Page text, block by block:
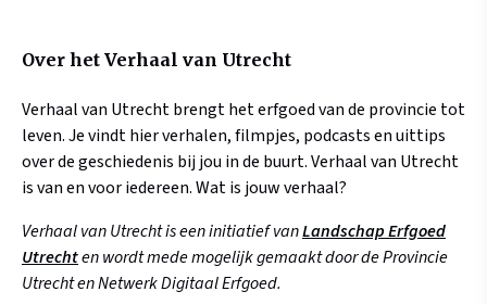
Over het Verhaal van Utrecht
Verhaal van Utrecht brengt het erfgoed van de provincie tot
leven. Je vindt hier verhalen, filmpjes, podcasts en uittips
over de geschiedenis bij jou in de buurt. Verhaal van Utrecht
is van en voor iedereen. Wat is jouw verhaal?
Verhaal van Utrecht is een initiatief vanLandschap Erfgoed
Utrechten wordt mede mogelijk gemaakt door de Provincie
Utrecht en Netwerk Digitaal Erfgoed.